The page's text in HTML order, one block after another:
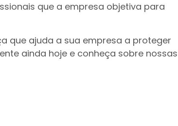
que a empresa objetiva para
que ajuda a sua empresa a proteger
ainda hoje e conheça sobre nossas